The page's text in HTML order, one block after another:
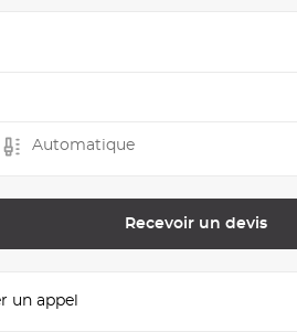
Automatique
Recevoir un devis
un appel